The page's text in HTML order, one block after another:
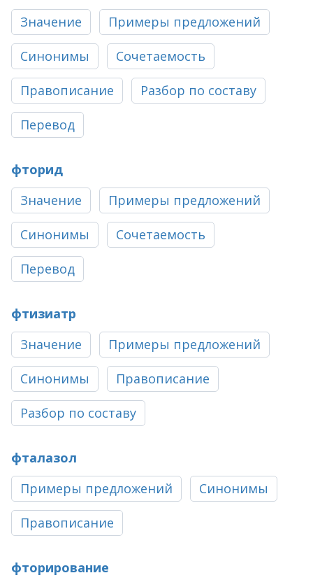
Значение
Примеры предложений
Синонимы Сочетаемость
Правописание Разбор по составу
Перевод
фторид
Значение
Примеры предложений
Синонимы Сочетаемость
Перевод
фтизиатр
Значение
Примеры предложений
Синонимы Правописание
Разбор по составу
фталазол
Примеры предложений
Синонимы
Правописание
фторирование